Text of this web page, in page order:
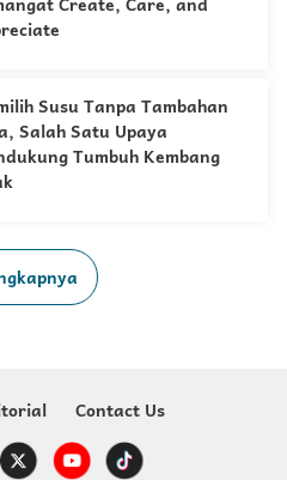
Susu Tanpa Tambahan
Salah Satu Upaya
Tumbuh Kembang
Contact Us